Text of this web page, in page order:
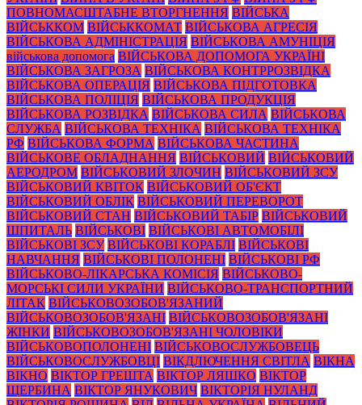
ПОВНОМАСШТАБНЕ ВТОРГНЕННЯ ВІЙСЬКА
ВІЙСЬККОМ ВІЙСЬККОМАТ ВІЙСЬКОВА АГРЕСІЯ
ВІЙСЬКОВА АДМІНІСТРАЦІЯ ВІЙСЬКОВА АМУНІЦІЯ
військова допомога ВІЙСЬКОВА ДОПОМОГА УКРАЇНІ
ВІЙСЬКОВА ЗАГРОЗА ВІЙСЬКОВА КОНТРРОЗВІДКА
ВІЙСЬКОВА ОПЕРАЦІЯ ВІЙСЬКОВА ПІДГОТОВКА
ВІЙСЬКОВА ПОЛІЦІЯ ВІЙСЬКОВА ПРОДУКЦІЯ
ВІЙСЬКОВА РОЗВІДКА ВІЙСЬКОВА СИЛА ВІЙСЬКОВА
СЛУЖБА ВІЙСЬКОВА ТЕХНІКА ВІЙСЬКОВА ТЕХНІКА
РФ ВІЙСЬКОВА ФОРМА ВІЙСЬКОВА ЧАСТИНА
ВІЙСЬКОВЕ ОБЛАДНАННЯ ВІЙСЬКОВИЙ ВІЙСЬКОВИЙ
АЕРОДРОМ ВІЙСЬКОВИЙ ЗЛОЧИН ВІЙСЬКОВИЙ ЗСУ
ВІЙСЬКОВИЙ КВІТОК ВІЙСЬКОВИЙ ОБ'ЄКТ
ВІЙСЬКОВИЙ ОБЛІК ВІЙСЬКОВИЙ ПЕРЕВОРОТ
ВІЙСЬКОВИЙ СТАН ВІЙСЬКОВИЙ ТАБІР ВІЙСЬКОВИЙ
ШПИТАЛЬ ВІЙСЬКОВІ ВІЙСЬКОВІ АВТОМОБІЛІ
ВІЙСЬКОВІ ЗСУ ВІЙСЬКОВІ КОРАБЛІ ВІЙСЬКОВІ
НАВЧАННЯ ВІЙСЬКОВІ ПОЛОНЕНІ ВІЙСЬКОВІ РФ
ВІЙСЬКОВО-ЛІКАРСЬКА КОМІСІЯ ВІЙСЬКОВО-
МОРСЬКІ СИЛИ УКРАЇНИ ВІЙСЬКОВО-ТРАНСПОРТНИЙ
ЛІТАК ВІЙСЬКОВОЗОБОВ'ЯЗАНИЙ
ВІЙСЬКОВОЗОБОВ'ЯЗАНІ ВІЙСЬКОВОЗОБОВ'ЯЗАНІ
ЖІНКИ ВІЙСЬКОВОЗОБОВ'ЯЗАНІ ЧОЛОВІКИ
ВІЙСЬКОВОПОЛОНЕНІ ВІЙСЬКОВОСЛУЖБОВЕЦЬ
ВІЙСЬКОВОСЛУЖБОВЦІ ВІКДЛЮЧЕННЯ СВІТЛА ВІКНА
ВІКНО ВІКТОР ГРЕШТА ВІКТОР ЛЯШКО ВІКТОР
ЩЕРБИНА ВІКТОР ЯНУКОВИЧ ВІКТОРІЯ НУЛАНД